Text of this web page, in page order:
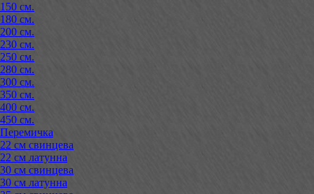
150 см.
180 см.
200 см.
230 см.
250 см.
280 см.
300 см.
350 см.
400 см.
450 см.
Перемичка
22 см свинцева
22 см латунна
30 см свинцева
30 см латунна